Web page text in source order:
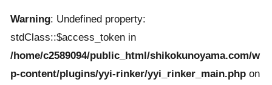
Warning: Undefined property:
stdClass::$access_token in
/home/c2589094/public_html/shikokunoyama.com/w
p-content/plugins/yyi-rinker/yyi_rinker_main.php on